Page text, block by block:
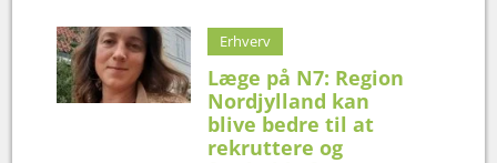
Erhverv
Læge på N7: Region
Nordjylland kan
blive bedre til at
rekruttere og